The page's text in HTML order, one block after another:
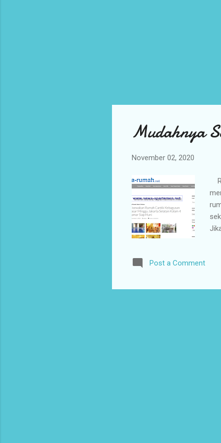
Mudahnya
November 02, 2020
Post a Comment